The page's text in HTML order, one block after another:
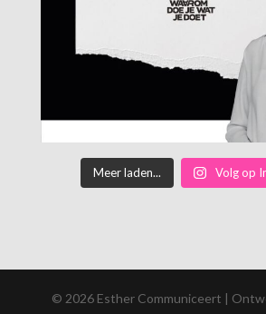
Meer laden... Volg op
© 2026 Esther Communiceert |